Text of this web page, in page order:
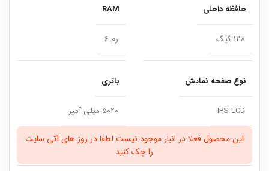
حافظه داخلی
128 گیگ
RAM
رم 6
نوع صفحه نمایش
IPS LCD
باتری
5020 میلی آمپر
این محصول فعلا در انبار موجود نیست لطفا در روز های آتی سایت
را چک کنید